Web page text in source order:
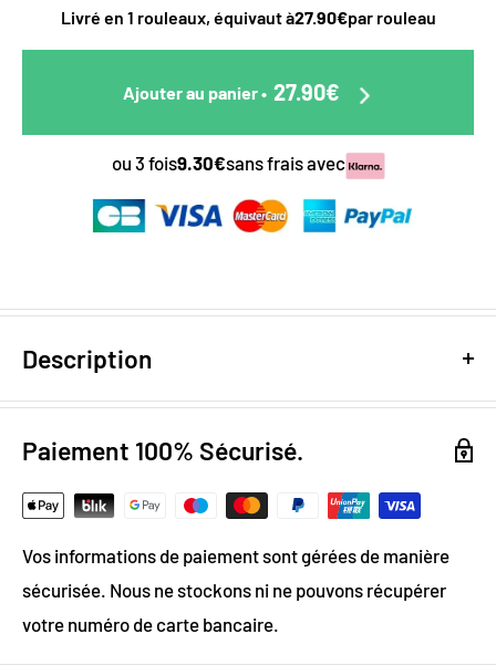
Livré en 1 rouleaux, équivaut à27.90€par rouleau
Ajouter au panier• 27.90€
ou 3 fois9.30€sans frais avec
Description
Design exclusif : exclusivité Web
Autocollant : pose facile & rapide
Vinyle : imperméable et résistant
Optez pour ce Papier Peint Cuisine Noir pour
décorer votre cuisine
Paiement 100% Sécurisé.
Vos informations de paiement sont gérées de manière
sécurisée. Nous ne stockons ni ne pouvons récupérer
votre numéro de carte bancaire.